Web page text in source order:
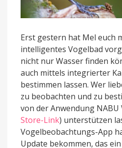
Erst gestern hat Mel euch
intelligentes Vogelbad
nicht nur Wasser finden
auch mittels integrierter
bestimmen lassen. Wer
zu beobachten und zu
von der Anwendung NABU
Store-Link) unterstützen
Vogelbeobachtungs-App
Update bekommen, das